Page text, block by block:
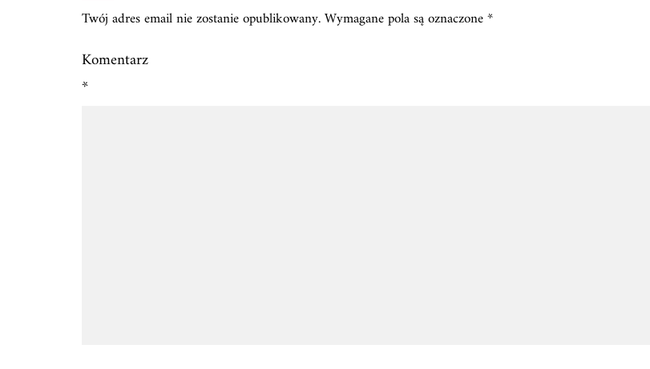
Twój adres email nie zostanie opublikowany.Wymagane pola są oznaczone*
Komentarz
*